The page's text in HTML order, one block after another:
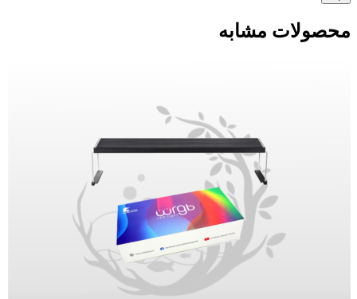
محصولات مشابه